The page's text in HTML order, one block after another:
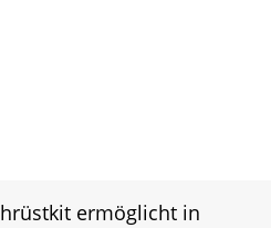
ermöglicht in